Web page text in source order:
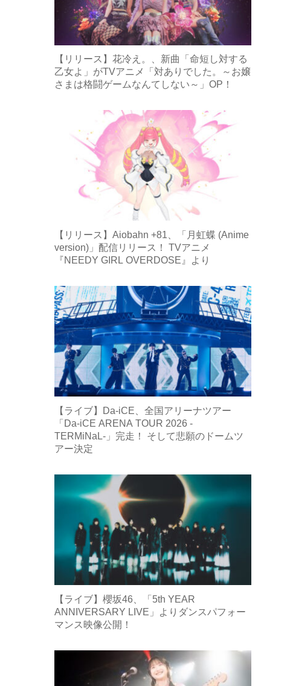
【リリース】花冷え。、新曲「命短し対する
乙女よ」がTVアニメ「対ありでした。～お嬢
さまは格闘ゲームなんてしない～」OP！
【リリース】Aiobahn +81、「月虹蝶 (Anime
version)」配信リリース！ TVアニメ
『NEEDY GIRL OVERDOSE』より
【ライブ】Da-iCE、全国アリーナツアー
「Da-iCE ARENA TOUR 2026 -
TERMiNaL-」完走！ そして悲願のドームツ
アー決定
【ライブ】櫻坂46、「5th YEAR
ANNIVERSARY LIVE」よりダンスパフォー
マンス映像公開！